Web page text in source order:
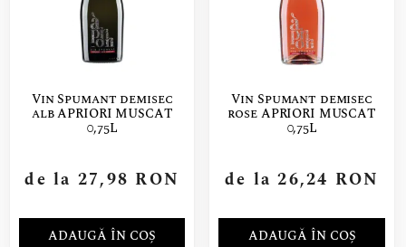
Vin Spumant demisec
alb APRIORI MUSCAT
0,75L
de la 27,98 RON
ADAUGĂ ÎN COȘ
Vin Spumant demisec
rose APRIORI MUSCAT
0,75L
de la26,24 RON
ADAUGĂ ÎN COȘ